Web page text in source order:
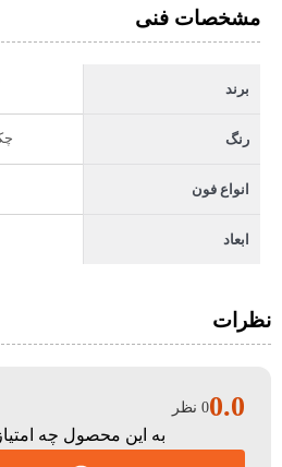
مشخصات فنی
برند
رنگ
انواع فون
ابعاد
نظرات
0.00 نظر
به این محصول چه